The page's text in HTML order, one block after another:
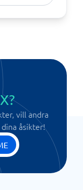
vill andra
åsikter!